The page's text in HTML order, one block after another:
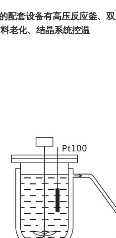
配套设备有高压反应釜、
老化、结晶系统控温